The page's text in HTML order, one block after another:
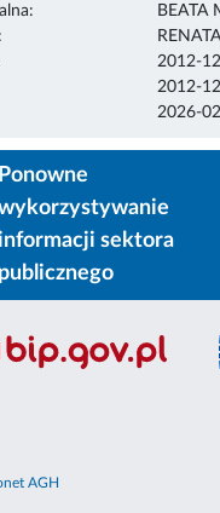
BEATA
2012-
2012-
2026-
Ponowne
informacji sektora
publicznego
AGH